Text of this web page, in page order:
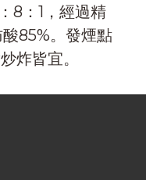
8：1，經過精
85%。發煙點
炸皆宜。